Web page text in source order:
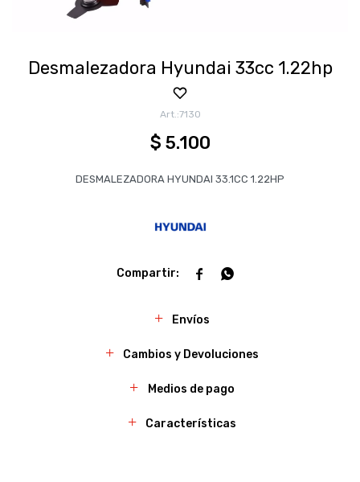
Desmalezadora Hyundai 33cc 1.22hp
7130
$ 5.100
DESMALEZADORA HYUNDAI 33.1CC 1.22HP
 
Envíos
Cambios y Devoluciones
Medios de pago
Características